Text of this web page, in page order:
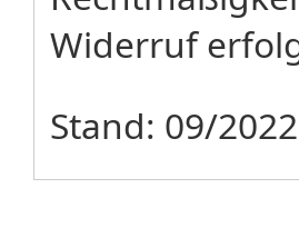
Widerruf
Stand: 09/2022